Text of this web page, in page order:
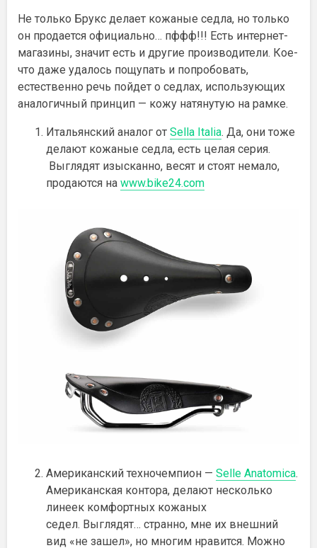
Не только Брукс делает кожаные седла, но только
он продается официально… пффф!!! Есть интернет-
магазины, значит есть и другие производители. Кое-
что даже удалось пощупать и попробовать,
естественно речь пойдет о седлах, использующих
аналогичный принцип — кожу натянутую на рамке.
Итальянский аналог от Sella Italia. Да, они тоже
делают кожаные седла, есть целая серия.
Выглядят изысканно, весят и стоят немало,
продаются на www.bike24.com
Американский техночемпион — Selle Anatomica.
Американская контора, делают несколько
линеек комфортных кожаных
седел. Выглядят… странно, мне их внешний
вид «не зашел», но многим нравится. Можно